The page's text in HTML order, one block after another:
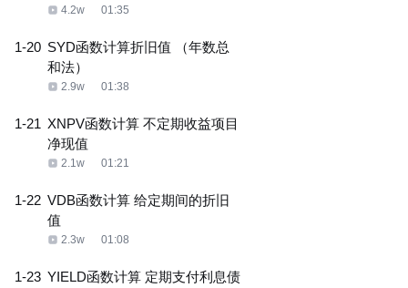
4.2w 01:35
1-20 SYD函数计算折旧值 （年数总
和法）
2.9w 01:38
1-21 XNPV函数计算 不定期收益项目
净现值
2.1w 01:21
1-22 VDB函数计算 给定期间的折旧
值
2.3w 01:08
1-23 YIELD函数计算 定期支付利息债